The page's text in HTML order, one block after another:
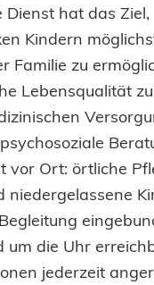
hat das Ziel,
Kindern
Familie zu
Lebensqualität
vor Ort: örtliche
niedergelassene
um die Uhr
jederzeit